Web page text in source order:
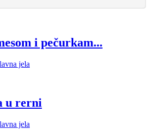
i pečurkam...
jela
u rerni
jela